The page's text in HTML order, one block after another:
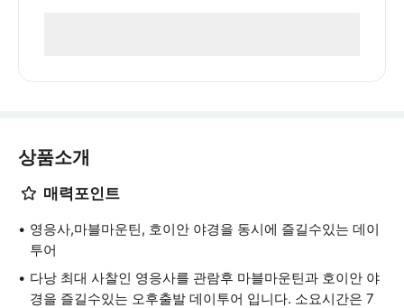
상품소개
매력포인트
영응사,마블마운틴, 호이안 야경을 동시에 즐길수있는 데이
투어
다낭 최대 사찰인 영응사를 관람후 마블마운틴과 호이안 야
경을 즐길수있는 오후출발 데이투어 입니다. 소요시간은 7